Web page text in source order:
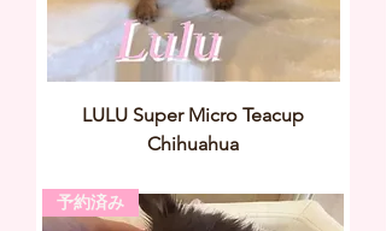
LULU Super Micro Teacup
Chihuahua
予約済み